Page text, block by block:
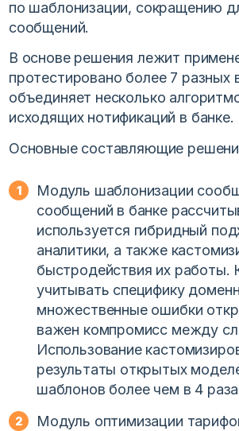
по шаблонизации, сокращению
сообщений.
В основе решения лежит
протестировано более 7
объединяет несколько
исходящих нотификаций в банке.
Основные составляющие
Модуль шаблонизации
сообщений в банке
используется гибридный
аналитики, а также
быстродействия их работы.
учитывать специфику
множественные ошибки
важен компромисс между
Использование
результаты открытых
шаблонов более чем в 4
Модуль оптимизации